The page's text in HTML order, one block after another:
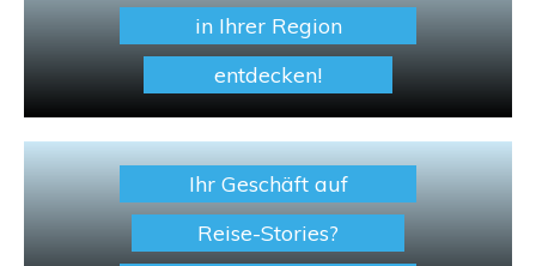
in Ihrer Region
entdecken!
Ihr Geschäft auf
Reise-Stories?